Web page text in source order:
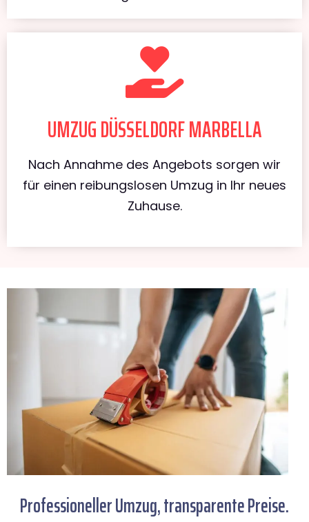
UMZUG DÜSSELDORF MARBELLA
Nach Annahme des Angebots sorgen wir
für einen reibungslosen Umzug in Ihr neues
Zuhause.
Professioneller Umzug, transparente Preise.